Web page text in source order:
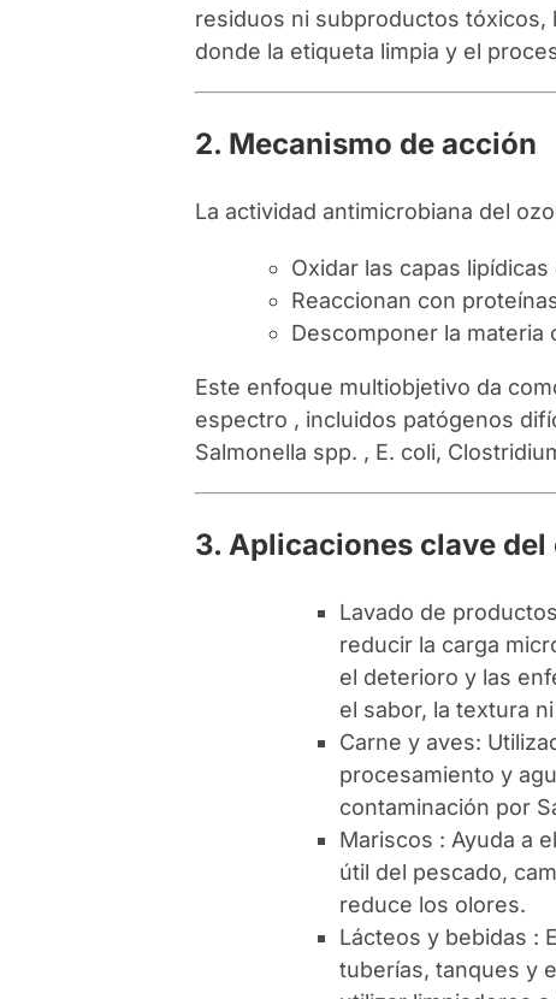
residuos ni subproductos tóxicos,
donde la etiqueta limpia y el
2. Mecanismo de acción
La actividad antimicrobiana del
Oxidar las capas
Reaccionan con
Descomponer la materia
Este enfoque multiobjetivo da
espectro , incluidos patógenos
Salmonella spp. , E. coli,
3. Aplicaciones clave
Lavado de
reducir la carga
el deterioro y las
el sabor, la textura
Carne y aves:
procesamiento y
contaminación por
Mariscos : Ayuda a
útil del pescado,
reduce los olores.
Lácteos y bebidas :
tuberías, tanques y